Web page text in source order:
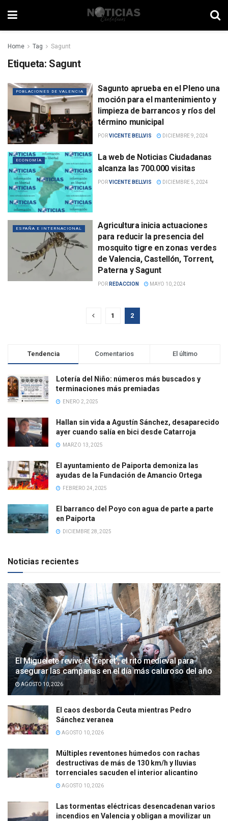
Home Tag Sagunt
Etiqueta: Sagunt
POBLACIONES DE VALENCIA
Sagunto aprueba en el Pleno una
moción para el mantenimiento y
limpieza de barrancos y ríos del
término municipal
PORVICENTE BELLVIS DICIEMBRE 9, 2024
ECONOMÍA
La web de Noticias Ciudadanas
alcanza las 700.000 visitas
PORVICENTE BELLVIS DICIEMBRE 5, 2024
ESPAÑA E INTERNACIONAL
Agricultura inicia actuaciones
para reducir la presencia del
mosquito tigre en zonas verdes
de Valencia, Castellón, Torrent,
Paterna y Sagunt
POR REDACCION MAYO 10, 2024
1 2
Tendencia Comentarios El último
Lotería del Niño: números más buscados y
terminaciones más premiadas
ENERO 2, 2025
Hallan sin vida a Agustín Sánchez, desaparecido
ayer cuando salía en bici desde Catarroja
MARZO 13, 2025
El ayuntamiento de Paiporta demoniza las
ayudas de la Fundación de Amancio Ortega
FEBRERO 24, 2025
El barranco del Poyo con agua de parte a parte
en Paiporta
DICIEMBRE 28, 2025
Noticias recientes
El Miguelete revive el ‘repret’, el rito medieval para
asegurar las campanas en el día más caluroso del año
AGOSTO 10, 2026
El caos desborda Ceuta mientras Pedro
Sánchez veranea
AGOSTO 10, 2026
Múltiples reventones húmedos con rachas
destructivas de más de 130 km/h y lluvias
torrenciales sacuden el interior alicantino
AGOSTO 10, 2026
Las tormentas eléctricas desencadenan varios
incendios en Valencia y obligan a movilizar un